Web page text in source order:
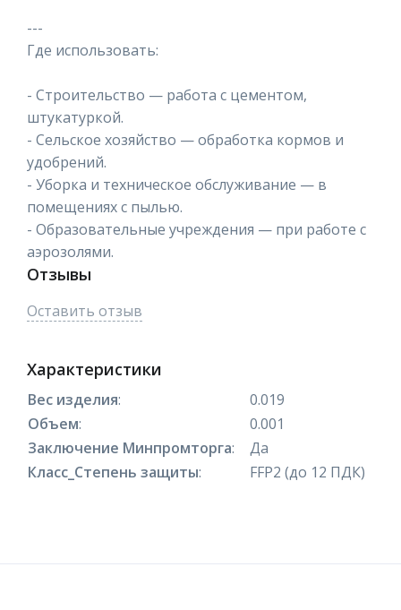
---
Где использовать:
- Строительство — работа с цементом,
штукатуркой.
- Сельское хозяйство — обработка кормов и
удобрений.
- Уборка и техническое обслуживание — в
помещениях с пылью.
- Образовательные учреждения — при работе с
аэрозолями.
Отзывы
Оставить отзыв
Характеристики
Вес изделия:
0.019
Объем:
0.001
Заключение Минпромторга:
Да
Класс_Степень защиты: FFP2 (до 12 ПДК)